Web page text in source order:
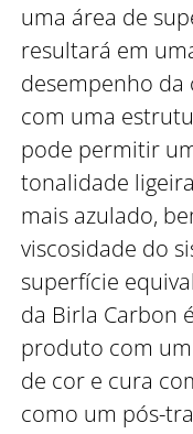
uma área de
resultará em
desempenho da
com uma
pode permitir
tonalidade
mais azulado,
viscosidade do
superfície
da Birla Carbon
produto com
de cor e cura
como um pós-